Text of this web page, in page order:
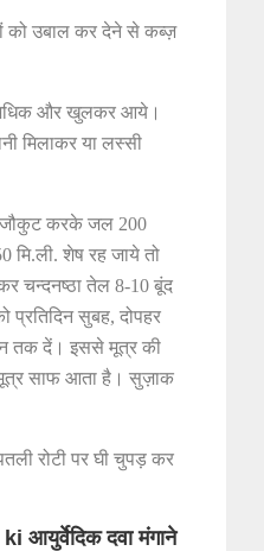
को उबाल कर देने से कब्ज़
और खुलकर आये।
मिलाकर या लस्सी
जौकुट करके जल 200
मि.ली. शेष रह जाये तो
चन्दनष्ठा तेल 8-10 बूंद
प्रतिदिन सुबह, दोपहर
तक दें। इससे मूत्र की
साफ आता है। सुज़ाक
रोटी पर घी चुपड़ कर
दवा मंगाने